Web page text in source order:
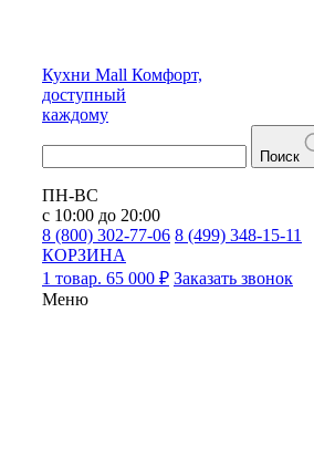
Кухни Mall Комфорт,
доступный
каждому
Поиск
ПН-ВС
с 10:00 до 20:00
8 (800) 302-77-06 8 (499) 348-15-11
КОРЗИНА
1 товар. 65 000 ₽ Заказать звонок
Меню